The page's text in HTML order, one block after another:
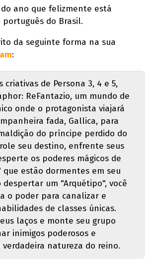
do ano que felizmente está
do Brasil.
da seguinte forma na sua
:
criativas de Persona 3, 4 e 5,
ReFantazio, um mundo de
onde o protagonista viajará
fada, Gallica, para
do príncipe perdido do
seu destino, enfrente seus
os poderes mágicos de
que estão dormentes em seu
despertar um "Arquétipo", você
o poder para canalizar e
de classes únicas.
laços e monte seu grupo
inimigos poderosos e
verdadeira natureza do reino.